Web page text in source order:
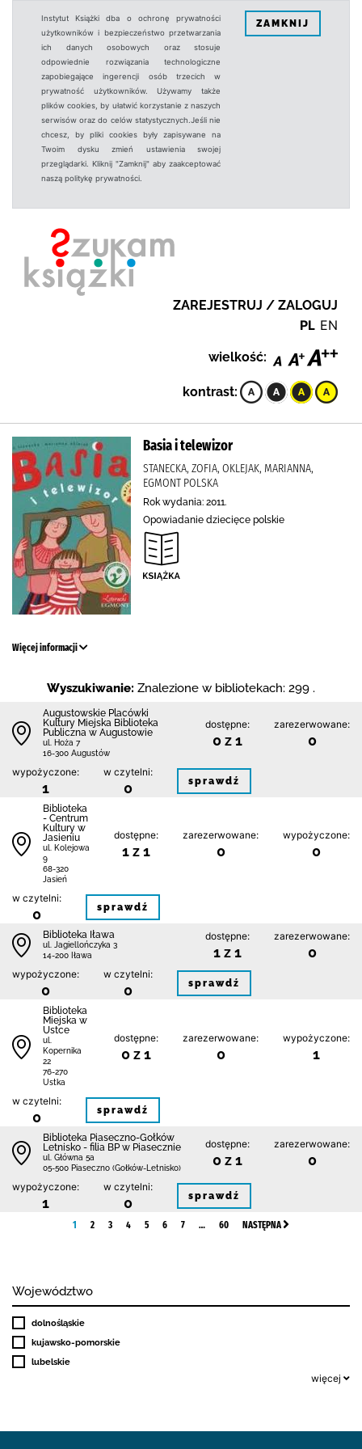
Instytut Książki dba o ochronę prywatności
użytkowników i bezpieczeństwo przetwarzania
ich danych osobowych oraz stosuje
odpowiednie rozwiązania technologiczne
zapobiegające ingerencji osób trzecich w
prywatność użytkowników. Używamy także
plików cookies, by ułatwić korzystanie z naszych
serwisów oraz do celów statystycznych.Jeśli nie
chcesz, by pliki cookies były zapisywane na
Twoim dysku zmień ustawienia swojej
przeglądarki. Kliknij "Zamknij" aby zaakceptować
naszą politykę prywatności.
ZAMKNIJ
ZAREJESTRUJ / ZALOGUJ
PL EN
wielkość:
kontrast:
Basia i telewizor
STANECKA, ZOFIA, OKLEJAK, MARIANNA,
EGMONT POLSKA
Rok wydania: 2011.
Opowiadanie dziecięce polskie
Więcej informacji
Wyszukiwanie: Znalezione w bibliotekach: 299 .
Augustowskie Placówki
Kultury Miejska Biblioteka
Publiczna w Augustowie
ul. Hoża 7
16-300 Augustów
dostępne:
0 z 1
zarezerwowane:
0
wypożyczone:
1
w czytelni:
0 sprawdź
Biblioteka
- Centrum
Kultury w
Jasieniu
ul. Kolejowa
9
68-320
Jasień
dostępne:
1 z 1
zarezerwowane:
0
wypożyczone:
0
w czytelni:
0 sprawdź
Biblioteka Iława
ul. Jagiellończyka 3
14-200 Iława
dostępne:
1 z 1
zarezerwowane:
0
wypożyczone:
0
w czytelni:
0 sprawdź
Biblioteka
Miejska w
Ustce
ul.
Kopernika
22
76-270
Ustka
dostępne:
0 z 1
zarezerwowane:
0
wypożyczone:
1
w czytelni:
0 sprawdź
Biblioteka Piaseczno-Gołków
Letnisko - filia BP w Piasecznie
ul. Główna 5a
05-500 Piaseczno (Gołków-Letnisko)
dostępne:
0 z 1
zarezerwowane:
0
wypożyczone:
1
w czytelni:
0 sprawdź
1 2 3 4 5 6 7 … 60 NASTĘPNA
Województwo
dolnośląskie
kujawsko-pomorskie
lubelskie
więcej